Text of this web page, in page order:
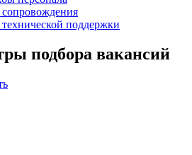
сопровождения
поддержки
подбора вакансий